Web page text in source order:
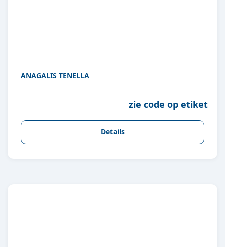
ANAGALIS TENELLA
zie code op etiket
Details